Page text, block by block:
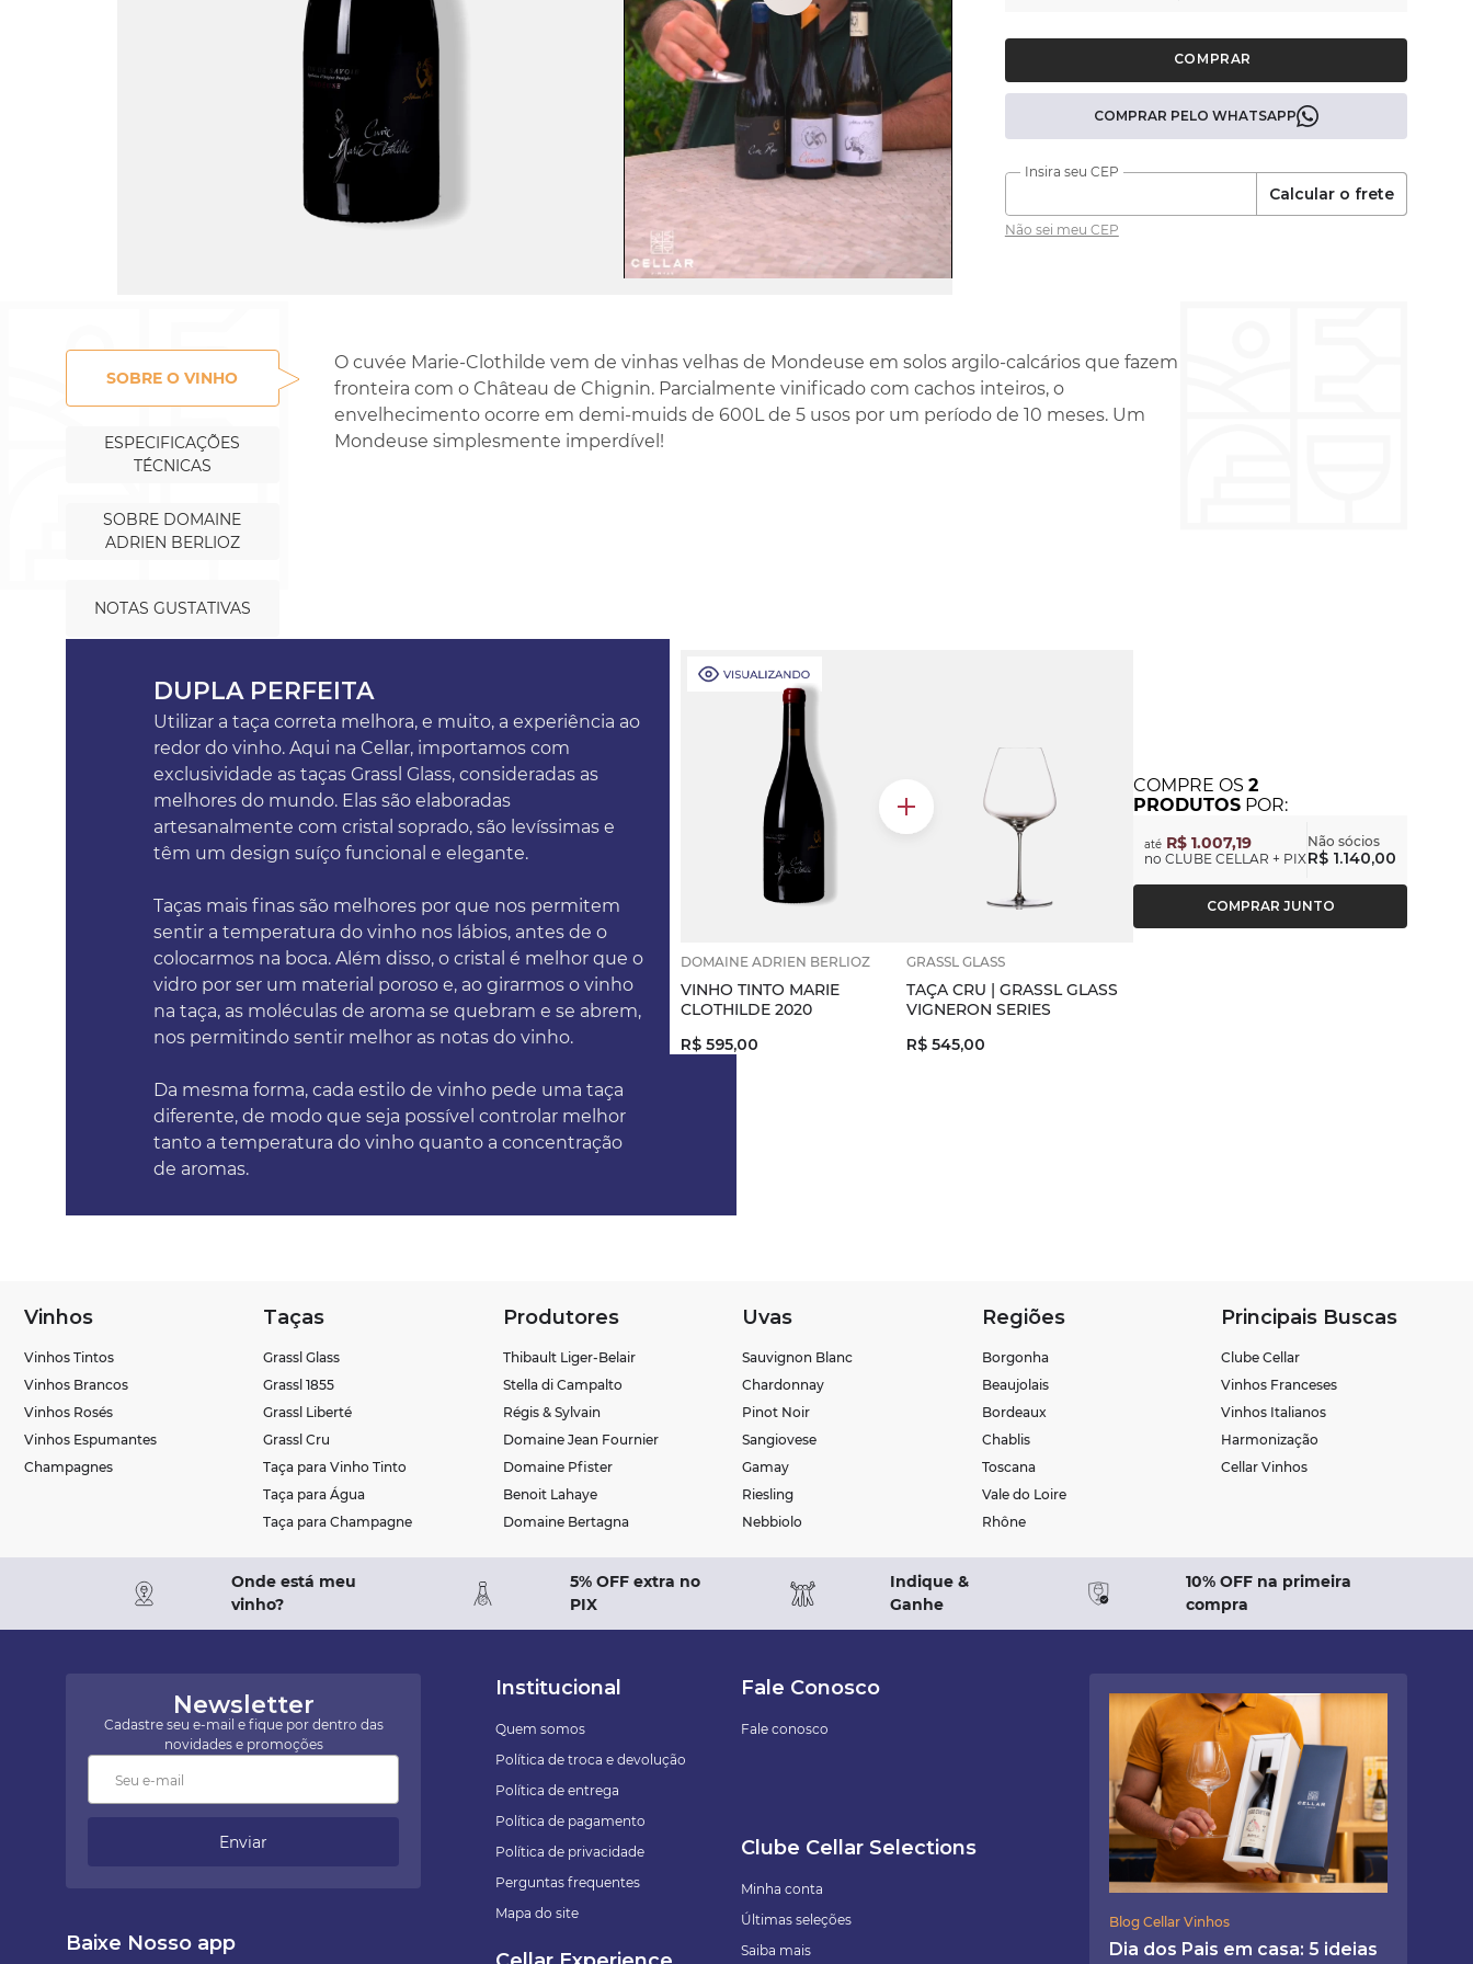
Rossignol-Trapet
Play
Video
COMPRAR PELO WHATSAPP
Não sei meu CEP
Calcular o frete
SOBRE O VINHO
ESPECIFICAÇÕES
TÉCNICAS
SOBRE DOMAINE
ADRIEN BERLIOZ
NOTAS GUSTATIVAS
O cuvée Marie-Clothilde vem de vinhas velhas de Mondeuse em solos argilo-calcários que fazem
fronteira com o Château de Chignin. Parcialmente vinificado com cachos inteiros, o
envelhecimento ocorre em demi-muids de 600L de 5 usos por um período de 10 meses. Um
Mondeuse simplesmente imperdível!
DUPLA PERFEITA
Utilizar a taça correta melhora, e muito, a experiência ao
redor do vinho. Aqui na Cellar, importamos com
exclusividade as taças Grassl Glass, consideradas as
melhores do mundo. Elas são elaboradas
artesanalmente com cristal soprado, são levíssimas e
têm um design suíço funcional e elegante.
Taças mais finas são melhores por que nos permitem
sentir a temperatura do vinho nos lábios, antes de o
colocarmos na boca. Além disso, o cristal é melhor que o
vidro por ser um material poroso e, ao girarmos o vinho
na taça, as moléculas de aroma se quebram e se abrem,
nos permitindo sentir melhor as notas do vinho.
Da mesma forma, cada estilo de vinho pede uma taça
diferente, de modo que seja possível controlar melhor
tanto a temperatura do vinho quanto a concentração
de aromas.
DOMAINE ADRIEN BERLIOZ
VINHO TINTO MARIE
CLOTHILDE 2020
R$ 595,00
GRASSL GLASS
TAÇA CRU | GRASSL GLASS
VIGNERON SERIES
R$ 545,00
COMPRE OS 2
PRODUTOS POR:
até R$ 1.007,19
no CLUBE CELLAR + PIX
Não sócios
R$ 1.140,00
COMPRAR JUNTO
Vinhos
Vinhos Tintos
Vinhos Brancos
Vinhos Rosés
Vinhos Espumantes
Champagnes
Taças
Grassl Glass
Grassl 1855
Grassl Liberté
Grassl Cru
Taça para Vinho Tinto
Taça para Água
Taça para Champagne
Produtores
Thibault Liger-Belair
Stella di Campalto
Régis & Sylvain
Domaine Jean Fournier
Domaine Pfister
Benoit Lahaye
Domaine Bertagna
Uvas
Sauvignon Blanc
Chardonnay
Pinot Noir
Sangiovese
Gamay
Riesling
Nebbiolo
Regiões
Borgonha
Beaujolais
Bordeaux
Chablis
Toscana
Vale do Loire
Rhône
Principais Buscas
Clube Cellar
Vinhos Franceses
Vinhos Italianos
Harmonização
Cellar Vinhos
Onde está meu
vinho?
5% OFF extra no
PIX
Indique &
Ganhe
10% OFF na primeira
compra
Newsletter
Cadastre seu e-mail e fique por dentro das
novidades e promoções
Enviar
Baixe Nosso app
Institucional
Quem somos
Política de troca e devolução
Política de entrega
Política de pagamento
Política de privacidade
Perguntas frequentes
Mapa do site
Fale Conosco
Fale conosco
Clube Cellar Selections
Minha conta
Últimas seleções
Saiba mais
Blog Cellar Vinhos
Dia dos Pais em casa: 5 ideias